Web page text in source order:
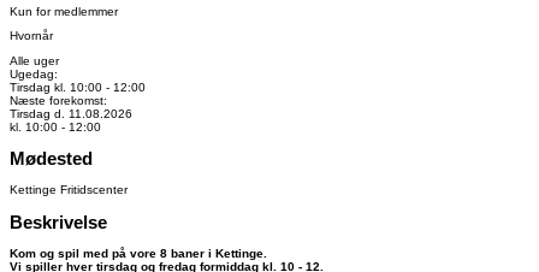
Kun for medlemmer
Hvornår
Alle uger
Ugedag:
Tirsdag kl. 10:00 - 12:00
Næste forekomst:
Tirsdag d. 11.08.2026
kl. 10:00 - 12:00
Mødested
Kettinge Fritidscenter
Beskrivelse
Kom og spil med på vore 8 baner i Kettinge.
Vi spiller hver tirsdag og fredag formiddag kl. 10 - 12.